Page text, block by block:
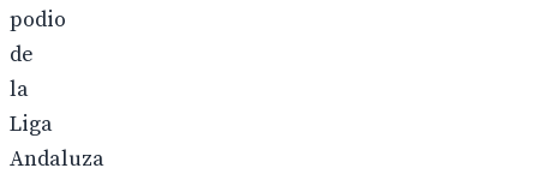
podio
de
la
Liga
Andaluza